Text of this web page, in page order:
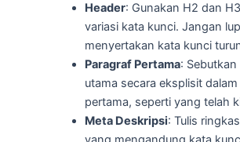
Header: Gunakan H2 dan
variasi kata kunci. Jangan
menyertakan kata kunci
Paragraf Pertama:
utama secara eksplisit
pertama, seperti yang telah
Meta Deskripsi: Tulis